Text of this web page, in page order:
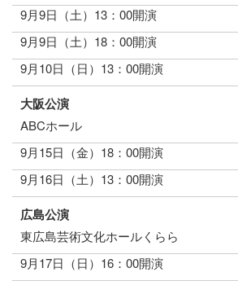
9月9日（土）13：00開演
9月9日（土）18：00開演
9月10日（日）13：00開演
大阪公演
ABCホール
9月15日（金）18：00開演
9月16日（土）13：00開演
広島公演
東広島芸術文化ホールくらら
9月17日（日）16：00開演